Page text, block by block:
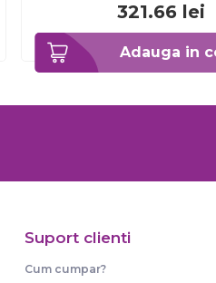
Adauga in
321.66 lei
Suport clienti
Cum cumpar?